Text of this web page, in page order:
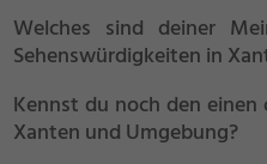
Welches sind deiner
Sehenswürdigkeiten in
Kennst du noch den
Xanten und Umgebung?